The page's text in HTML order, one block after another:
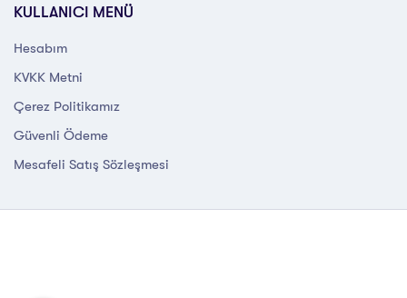
KULLANICI MENÜ
Hesabım
KVKK Metni
Çerez Politikamız
Güvenli Ödeme
Mesafeli Satış Sözleşmesi